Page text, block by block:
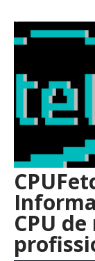
CPU